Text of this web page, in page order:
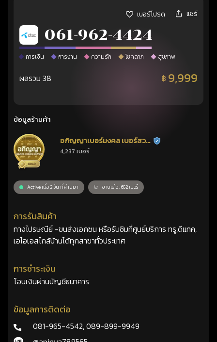
เบอร์โปรด แชร์
061-962-4424
การเงิน การงาน ความรัก โชคลาภ สุขภาพ
ผลรวม 38 ฿ 9,999
ข้อมูลร้านค้า
อภิญญาเบอร์มงคล เบอร์สวย
เลขศาสตร์
ร้านยืนยันแล้ว
4,237 เบอร์
Active เมื่อ 2 วัน ที่ผ่านมา ขายแล้ว : 652 เบอร์
การรับสินค้า
ทางไปรษณีย์ -ขนส่งเอกชน หรือรับซิมที่ศูนย์บริการ ทรู,ดีแทค,
เอไอเอสไกล้บ้านได้ทุกสาขาทั่วประเทศ
การชำระเงิน
โอนเงินผ่านบัญชีธนาคาร
ข้อมูลการติดต่อ
081-965-4542,089-899-9949